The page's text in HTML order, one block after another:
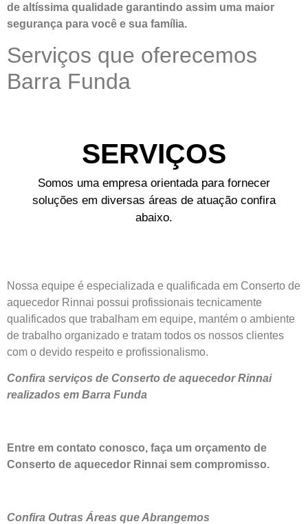
de altíssima qualidade garantindo assim uma maior
segurança para você e sua família.
Serviços que oferecemos
Barra Funda
SERVIÇOS
Somos uma empresa orientada para fornecer
soluções em diversas áreas de atuação confira
abaixo.
Nossa equipe é especializada e qualificada em Conserto de
aquecedor Rinnai possui profissionais tecnicamente
qualificados que trabalham em equipe, mantém o ambiente
de trabalho organizado e tratam todos os nossos clientes
com o devido respeito e profissionalismo.
Confira serviços de Conserto de aquecedor Rinnai
realizados em Barra Funda
Entre em contato conosco, faça um orçamento de
Conserto de aquecedor Rinnai sem compromisso.
Confira Outras Áreas que Abrangemos